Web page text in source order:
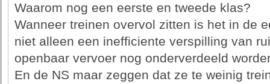
Waarom nog een eerste en tweede klas?
Wanneer treinen overvol zitten is het in de
niet alleen een inefficiente verspilling van
openbaar vervoer nog onderverdeeld
En de NS maar zeggen dat ze te weinig